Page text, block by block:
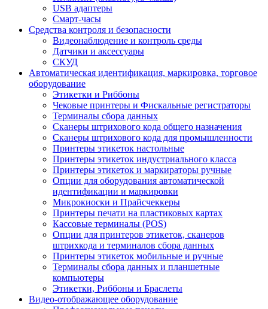
USB адаптеры
Смарт-часы
Средства контроля и безопасности
Видеонаблюдение и контроль среды
Датчики и аксессуары
СКУД
Автоматическая идентификация, маркировка, торговое
оборудование
Этикетки и Риббоны
Чековые принтеры и Фискальные регистраторы
Терминалы сбора данных
Сканеры штрихового кода общего назначения
Сканеры штрихового кода для промышленности
Принтеры этикеток настольные
Принтеры этикеток индустриального класса
Принтеры этикеток и маркираторы ручные
Опции для оборудования автоматической
идентификации и маркировки
Микрокиоски и Прайсчеккеры
Принтеры печати на пластиковых картах
Кассовые терминалы (POS)
Опции для принтеров этикеток, сканеров
штрихкода и терминалов сбора данных
Принтеры этикеток мобильные и ручные
Терминалы сбора данных и планшетные
компьютеры
Этикетки, Риббоны и Браслеты
Видео-отображающее оборудование